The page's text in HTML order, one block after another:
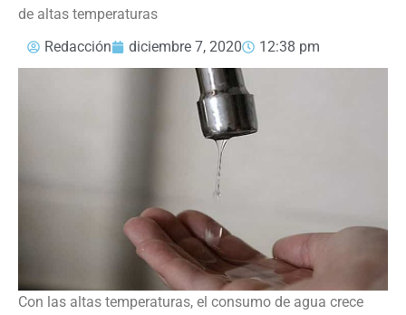
de altas temperaturas
Redacción
diciembre 7, 2020 12:38 pm
Con las altas temperaturas, el consumo de agua crece